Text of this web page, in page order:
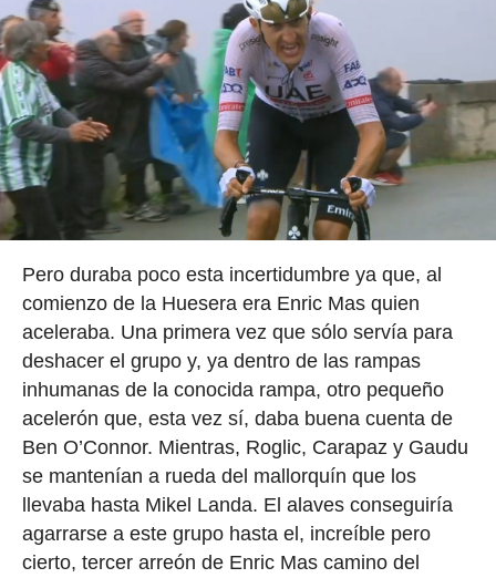
Pero duraba poco esta incertidumbre ya que, al
comienzo de la Huesera era Enric Mas quien
aceleraba. Una primera vez que sólo servía para
deshacer el grupo y, ya dentro de las rampas
inhumanas de la conocida rampa, otro pequeño
acelerón que, esta vez sí, daba buena cuenta de
Ben O’Connor. Mientras, Roglic, Carapaz y Gaudu
se mantenían a rueda del mallorquín que los
llevaba hasta Mikel Landa. El alaves conseguiría
agarrarse a este grupo hasta el, increíble pero
cierto, tercer arreón de Enric Mas camino del